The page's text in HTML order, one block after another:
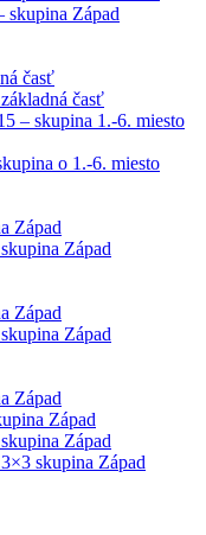
Západ
časť
časť
– skupina 1.-6. miesto
o 1.-6. miesto
Západ
Západ
Západ
Západ
Západ
Západ
Západ
skupina Západ